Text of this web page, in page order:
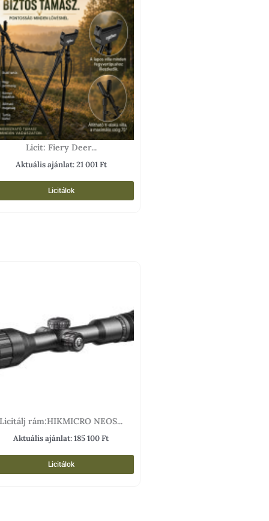
Licit: Fiery Deer...
Aktuális ajánlat:21 001Ft
Licitálok
Licitálj rám:HIKMICRO NEOS...
Aktuális ajánlat:185 100Ft
Licitálok